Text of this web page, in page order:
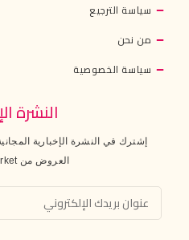
سياسة الترجيع
من نحن
سياسة الخصوصية
النشرة
إشترك في النشرة الإخبارية
العروض من ZafaranMarket.